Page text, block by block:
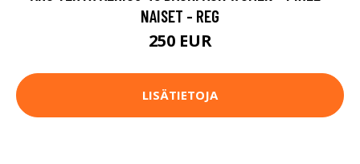
NAISET - REG
250 EUR
LISÄTIETOJA